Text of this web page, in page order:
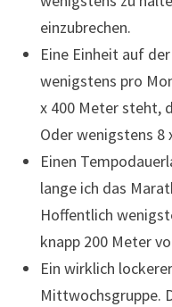
einzubrechen.
Eine Einheit auf
wenigstens pro
x 400 Meter steht,
Oder wenigstens 8
Einen
lange ich das
Hoffentlich
knapp 200 Meter
Ein wirklich
Mittwochsgruppe.